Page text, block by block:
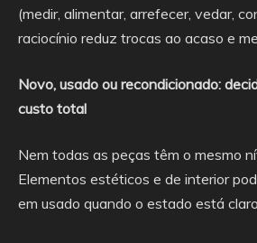
(medir, alimentar, arrefecer, vedar,
raciocínio reduz trocas ao acaso e
Novo, usado ou recondicionado:
custo total
Nem todas as peças têm o mesmo
Elementos estéticos e de interior
em usado quando o estado está